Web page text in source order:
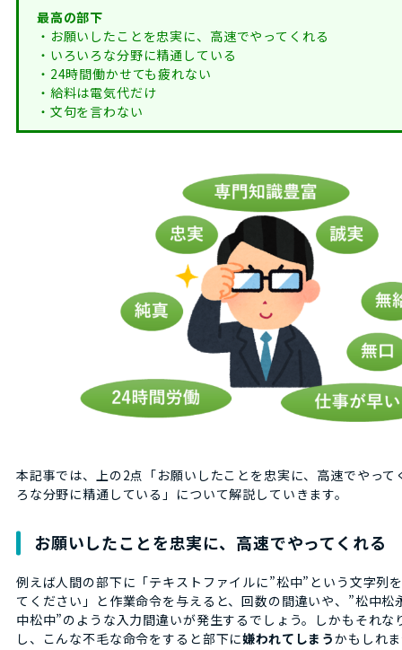
最高の部下
・お願いしたことを忠実に、高速でやってくれる
・いろいろな分野に精通している
・24時間働かせても疲れない
・給料は電気代だけ
・文句を言わない
本記事では、上の2点「お願いしたことを忠実に、高速でやって
ろな分野に精通している」について解説していきます。
お願いしたことを忠実に、高速でやってくれる
例えば人間の部下に「テキストファイルに”松中”という文字列
てください」と作業命令を与えると、回数の間違いや、”松中松
中松中”のような入力間違いが発生するでしょう。しかもそれな
し、こんな不毛な命令をすると部下に嫌われてしまうかもしれ